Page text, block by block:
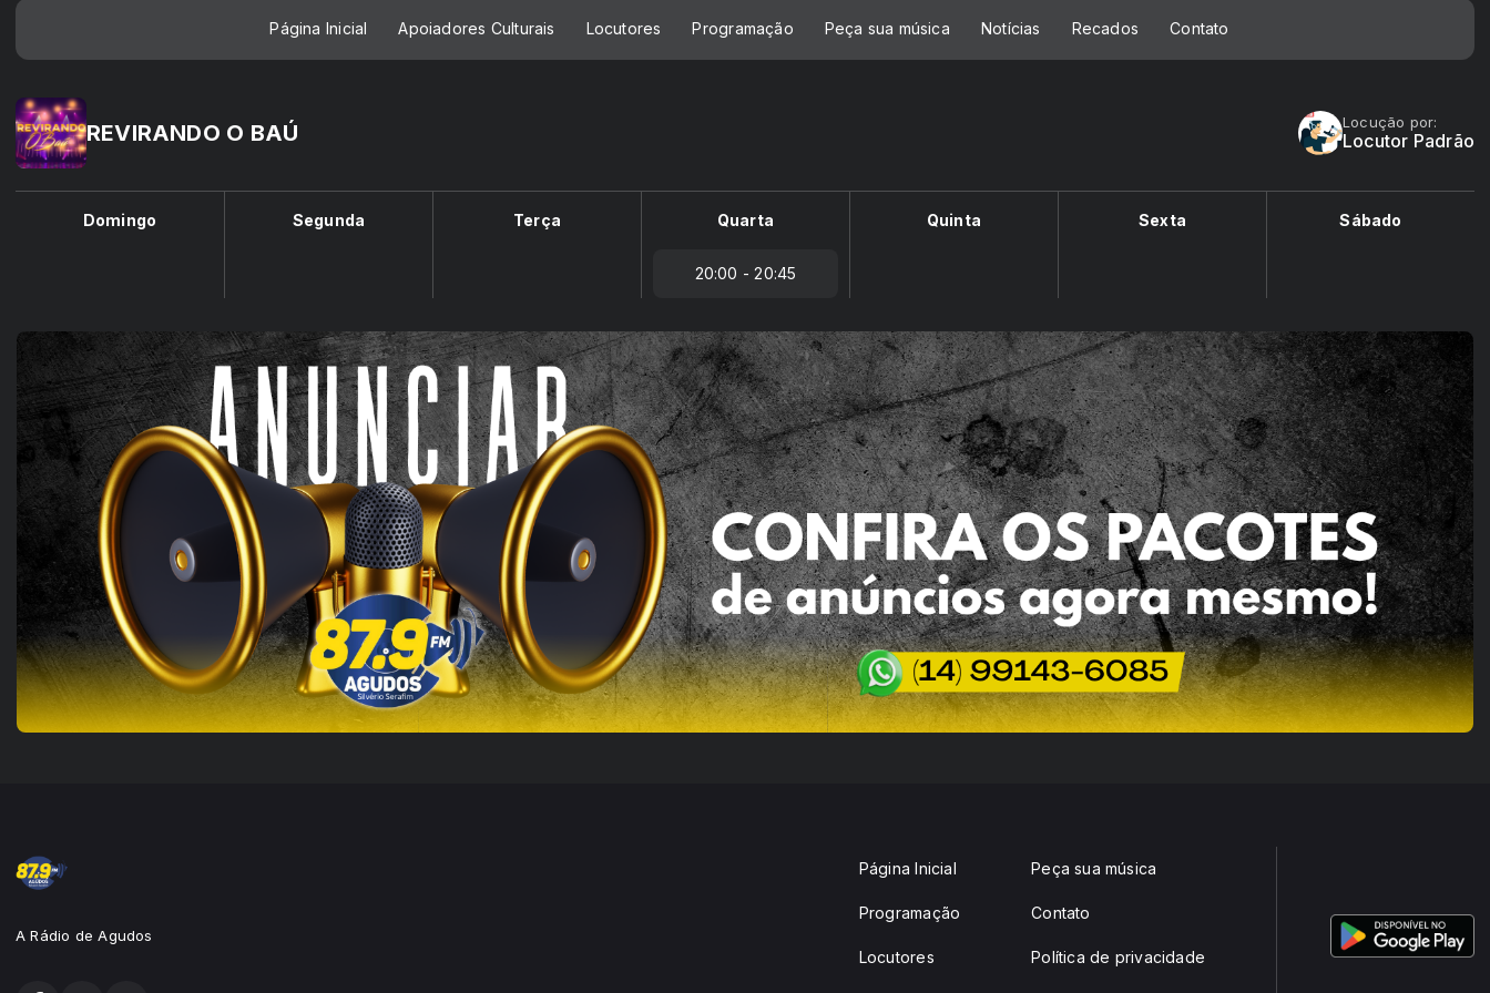
Página Inicial Apoiadores Culturais Locutores Programação Peça sua música Notícias Recados Contato
REVIRANDO O BAÚ Locução por:
Locutor Padrão
Domingo Segunda Terça Quarta
20:00 - 20:45
Quinta Sexta Sábado
A Rádio de Agudos
Página Inicial
Programação
Locutores
Peça sua música
Contato
Política de privacidade